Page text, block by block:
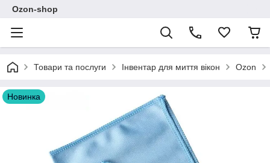
Ozon-shop
Товари та послуги Інвентар для миття вікон Ozon
Новинка